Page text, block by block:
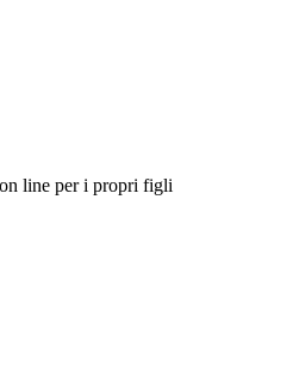
line per i propri figli